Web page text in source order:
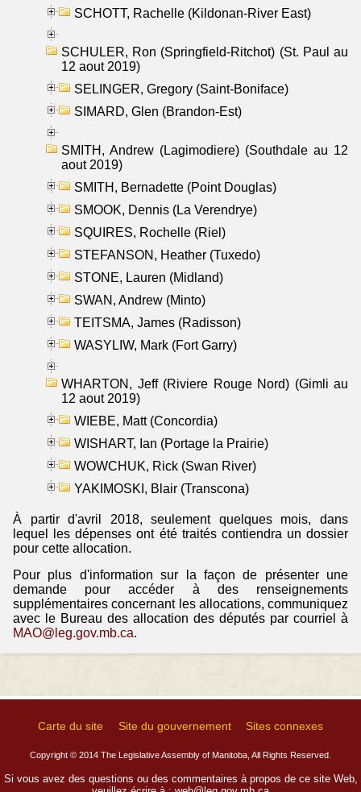
SCHOTT, Rachelle (Kildonan-River East)
SCHULER, Ron (Springfield-Ritchot) (St. Paul au
12 aout 2019)
SELINGER, Gregory (Saint-Boniface)
SIMARD, Glen (Brandon-Est)
SMITH, Andrew (Lagimodiere) (Southdale au 12
aout 2019)
SMITH, Bernadette (Point Douglas)
SMOOK, Dennis (La Verendrye)
SQUIRES, Rochelle (Riel)
STEFANSON, Heather (Tuxedo)
STONE, Lauren (Midland)
SWAN, Andrew (Minto)
TEITSMA, James (Radisson)
WASYLIW, Mark (Fort Garry)
WHARTON, Jeff (Riviere Rouge Nord) (Gimli au
12 aout 2019)
WIEBE, Matt (Concordia)
WISHART, Ian (Portage la Prairie)
WOWCHUK, Rick (Swan River)
YAKIMOSKI, Blair (Transcona)
À partir d'avril 2018, seulement quelques mois, dans
lequel les dépenses ont été traités contiendra un dossier
pour cette allocation.
Pour plus d'information sur la façon de présenter une
demande pour accéder à des renseignements
supplémentaires concernant les allocations, communiquez
avec le Bureau des allocation des députés par courriel à
MAO@leg.gov.mb.ca.
Carte du site Site du gouvernement Sites connexes
Copyright © 2014 The Legislative Assembly of Manitoba, All Rights Reserved.
Si vous avez des questions ou des commentaires à propos de ce site Web,